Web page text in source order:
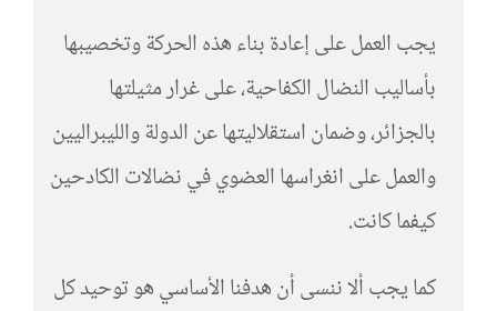
يجب العمل على إعادة بناء هذه الحركة وتخصيبها
بأساليب النضال الكفاحية، على غرار مثيلتها
بالجزائر، وضمان استقلاليتها عن الدولة والليبراليين
والعمل على انغراسها العضوي في نضالات الكادحين
كيفما كانت.
كما يجب ألا ننسى أن هدفنا الأساسي هو توحيد كل